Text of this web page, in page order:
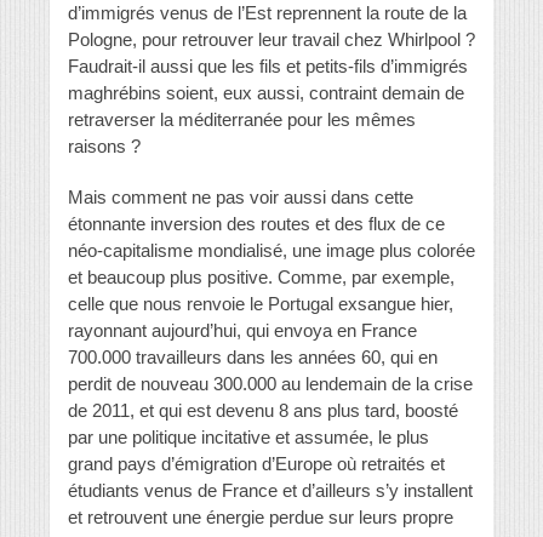
d’immigrés venus de l’Est reprennent la route de la
Pologne, pour retrouver leur travail chez Whirlpool ?
Faudrait-il aussi que les fils et petits-fils d’immigrés
maghrébins soient, eux aussi, contraint demain de
retraverser la méditerranée pour les mêmes
raisons ?
Mais comment ne pas voir aussi dans cette
étonnante inversion des routes et des flux de ce
néo-capitalisme mondialisé, une image plus colorée
et beaucoup plus positive. Comme, par exemple,
celle que nous renvoie le Portugal exsangue hier,
rayonnant aujourd’hui, qui envoya en France
700.000 travailleurs dans les années 60, qui en
perdit de nouveau 300.000 au lendemain de la crise
de 2011, et qui est devenu 8 ans plus tard, boosté
par une politique incitative et assumée, le plus
grand pays d’émigration d’Europe où retraités et
étudiants venus de France et d’ailleurs s’y installent
et retrouvent une énergie perdue sur leurs propre